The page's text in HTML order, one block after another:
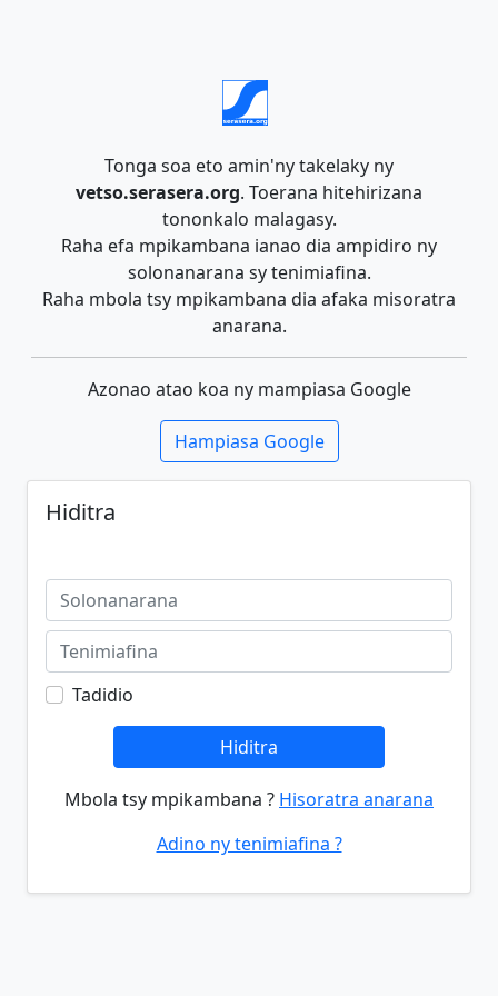
Tonga soa eto amin'ny takelaky ny
vetso.serasera.org. Toerana hitehirizana
tononkalo malagasy.
Raha efa mpikambana ianao dia ampidiro ny
solonanarana sy tenimiafina.
Raha mbola tsy mpikambana dia afaka misoratra
anarana.
Azonao atao koa ny mampiasa Google
Hampiasa Google
Hiditra
Tadidio
Hiditra
Mbola tsy mpikambana ? Hisoratra anarana
Adino ny tenimiafina ?